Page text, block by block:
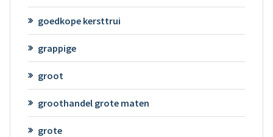
goedkope kersttrui
grappige
groot
groothandel grote maten
grote